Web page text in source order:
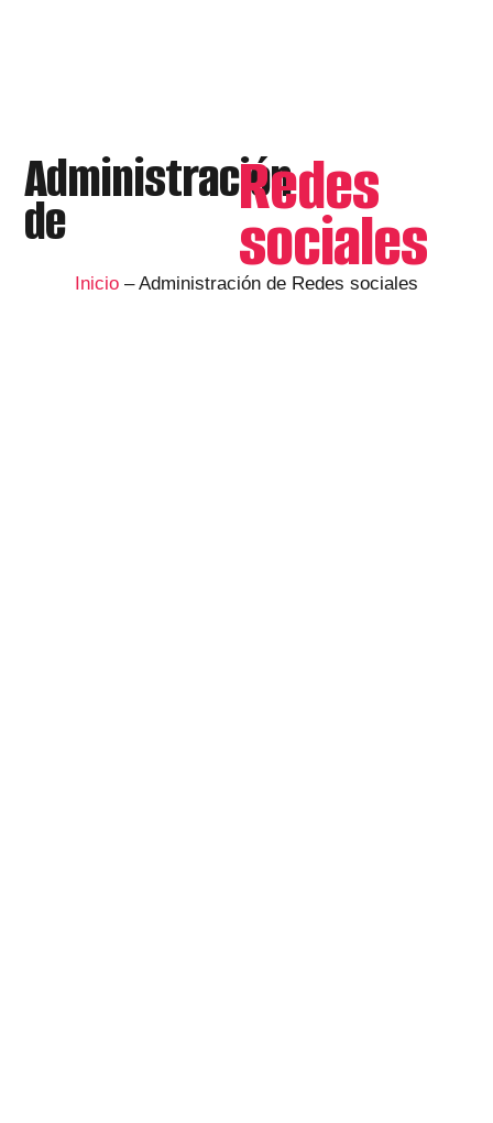
Administración
de Redes
sociales
Inicio – Administración de Redes sociales